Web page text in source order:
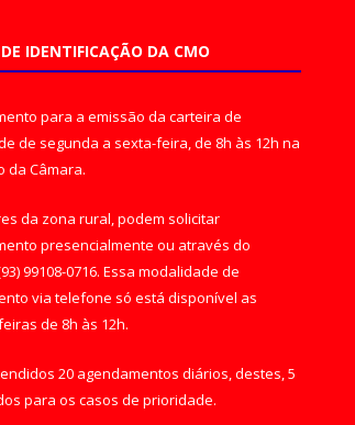
IDENTIFICAÇÃO DA CMO
para a emissão da carteira de
de segunda a sexta-feira, de 8h às 12h na
da Câmara.
da zona rural, podem solicitar
presencialmente ou através do
99108-0716. Essa modalidade de
via telefone só está disponível as
de 8h às 12h.
20 agendamentos diários, destes, 5
para os casos de prioridade.